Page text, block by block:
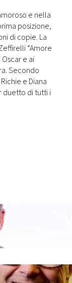
e nella
posizione,
di copie. La
“Amore
e ai
Secondo
e Diana
duetto di tutti i